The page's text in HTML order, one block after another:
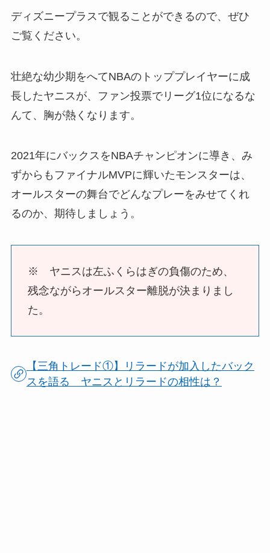
ディズニープラスで観ることができるので、ぜひ
ご覧ください。
壮絶な幼少期をへてNBAのトッププレイヤーに成
長したヤニスが、ファン投票でリーグ1位になるな
んて、胸が熱くなります。
2021年にバックスをNBAチャンピオンに導き、み
ずからもファイナルMVPに輝いたモンスターは、
オールスターの舞台でどんなプレーをみせてくれ
るのか、期待しましょう。
※ ヤニスは左ふくらはぎの負傷のため、
残念ながらオールスター離脱が決まりまし
た。
【三角トレード①】リラードが加入したバック
スを語る ヤニスとリラードの相性は？